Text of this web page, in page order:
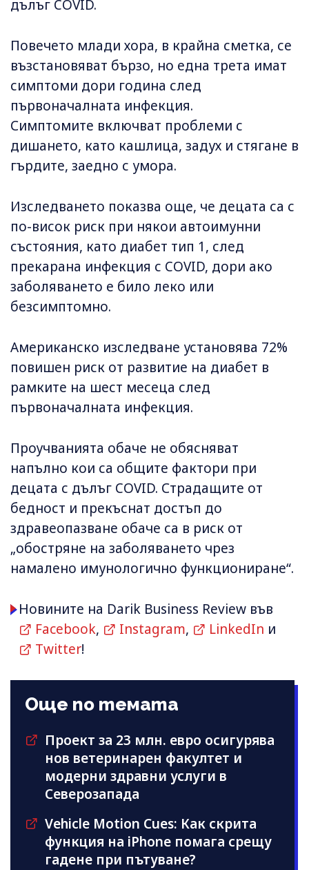
дълъг COVID.
Повечето млади хора, в крайна сметка, се
възстановяват бързо, но една трета имат
симптоми дори година след
първоначалната инфекция.
Симптомите включват проблеми с
дишането, като кашлица, задух и стягане в
гърдите, заедно с умора.
Изследването показва още, че децата са с
по-висок риск при някои автоимунни
състояния, като диабет тип 1, след
прекарана инфекция с COVID, дори ако
заболяването е било леко или
безсимптомно.
Американско изследване установява 72%
повишен риск от развитие на диабет в
рамките на шест месеца след
първоначалната инфекция.
Проучванията обаче не обясняват
напълно кои са общите фактори при
децата с дълъг COVID. Страдащите от
бедност и прекъснат достъп до
здравеопазване обаче са в риск от
„обостряне на заболяването чрез
намалено имунологично функциониране“.
Новините на Darik Business Review във
Facebook, Instagram, LinkedIn и
Twitter!
Още по темата
Проект за 23 млн. евро осигурява
нов ветеринарен факултет и
модерни здравни услуги в
Северозапада
Vehicle Motion Cues: Как скрита
функция на iPhone помага срещу
гадене при пътуване?